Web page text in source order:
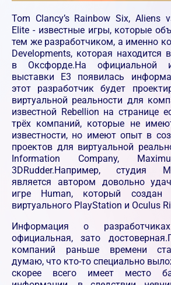
Tom Clancy’s Rainbow Six, Aliens
Elite - известные игры, которые
тем же разработчиком, а именно
Developments, которая находится
в Оксфорде.На официальной
выставки Е3 появилась
этот разработчик будет
виртуальной реальности для
известной Rebellion на странице
трёх компаний, которые не
известности, но имеют опыт в
проектов для виртуальной
Information Company,
3DRudder.Например, студия
является автором довольно
игре Human, который создан
виртуального PlayStation и Oculus
Информация о
официальная, зато
компаний раньше времени
думаю, что кто-то специально
скорее всего имеет место